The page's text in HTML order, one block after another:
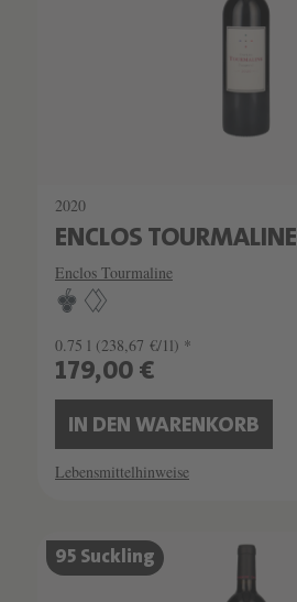
2020
ENCLOS TOURMALINE
Enclos Tourmaline
0.75 l (238,67 €/1l) *
179,00 €
IN DEN WARENKORB
Lebensmittelhinweise
SCHATZKAMMER
LIMITIERT
95 Suckling